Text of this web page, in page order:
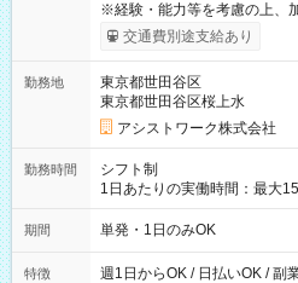
※経験・能力等を考慮の上、加給
間】試用期間なし
交通費別途支給あり
勤務地
東京都世田谷区
東京都世田谷区桜上水
アシストワーク株式会社
勤務時間
シフト制
1日あたりの実働時間：最大
勤務 勤務：月・水・金 休み：火・木・
可能です！ ※1日あたりの最大実働時間は日勤、夜勤共に勤務し
期間 単発・1日のみOK
特徴
週1日からOK / 日払いOK / 副